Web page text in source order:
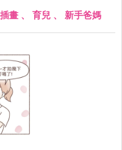
插畫 、 育兒 、 新手爸媽